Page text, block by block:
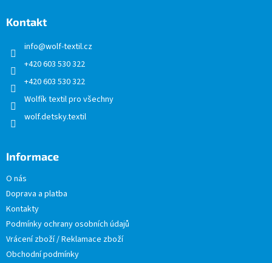
Kontakt
info@wolf-textil.cz
+420 603 530 322
+420 603 530 322
Wolfík textil pro všechny
wolf.detsky.textil
Informace
O nás
Doprava a platba
Kontakty
Podmínky ochrany osobních údajů
Vrácení zboží / Reklamace zboží
Obchodní podmínky